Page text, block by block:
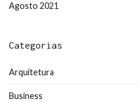
Agosto 2021
Categorias
Arquitetura
Business